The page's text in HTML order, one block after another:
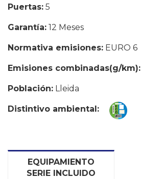
Puertas: 5
Garantía: 12 Meses
Normativa emisiones: EURO 6
Emisiones combinadas(g/km):
Población: Lleida
Distintivo ambiental:
EQUIPAMIENTO
SERIE INCLUIDO